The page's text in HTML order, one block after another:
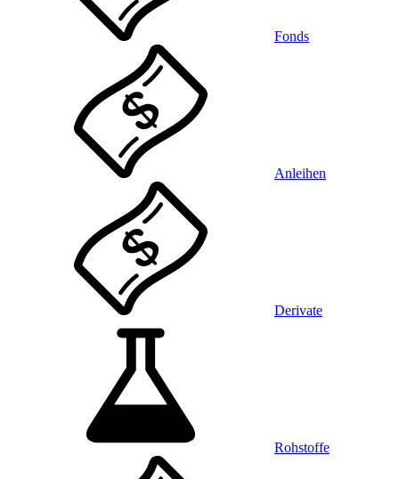
Fonds
Anleihen
Derivate
Rohstoffe